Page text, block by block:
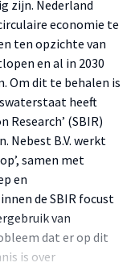
zijn. Nederland
economie te
ten opzichte van
en al in 2030
Om dit te behalen is
heeft
Research’ (SBIR)
Nebest B.V. werkt
samen met
en
de SBIR focust
van
dat er op dit
is over